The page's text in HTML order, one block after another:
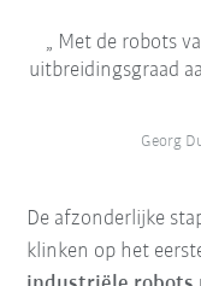
Met de robots
uitbreidingsgraad
Georg
De afzonderlijke
klinken op het